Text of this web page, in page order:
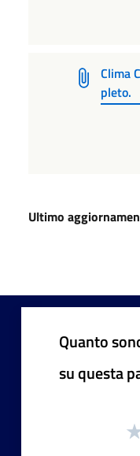
Clima
pleto.
Ultimo
Quanto
su questa